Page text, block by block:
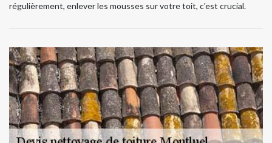
régulièrement, enlever les mousses sur votre toit, c'est crucial.